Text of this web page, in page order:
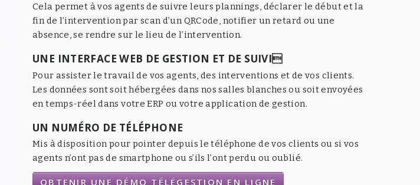
Cela permet à vos agents de suivre leurs plannings, déclarer le début et la
fin de l’intervention par scan d’un QRCode, notifier un retard ou une
absence, se rendre sur le lieu de l’intervention.
UNE INTERFACE WEB DE GESTION ET DE SUIVI
Pour assister le travail de vos agents, des interventions et de vos clients.
Les données sont soit hébergées dans nos salles blanches ou soit envoyées
en temps-réel dans votre ERP ou votre application de gestion.
UN NUMÉRO DE TÉLÉPHONE
Mis à disposition pour pointer depuis le téléphone de vos clients ou si vos
agents n’ont pas de smartphone ou s’ils l’ont perdu ou oublié.
OBTENIR UNE DÉMO TÉLÉGESTION EN LIGNE